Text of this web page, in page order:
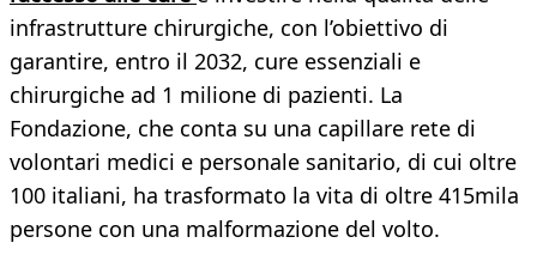
infrastrutture chirurgiche, con l’obiettivo di
garantire, entro il 2032, cure essenziali e
chirurgiche ad 1 milione di pazienti. La
Fondazione, che conta su una capillare rete di
volontari medici e personale sanitario, di cui oltre
100 italiani, ha trasformato la vita di oltre 415mila
persone con una malformazione del volto.